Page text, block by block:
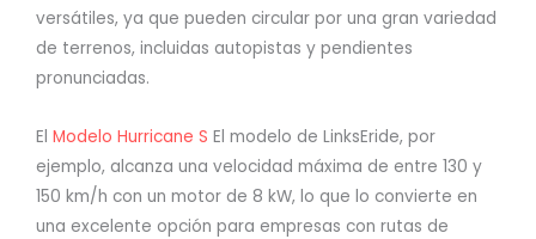
versátiles, ya que pueden circular por una gran variedad
de terrenos, incluidas autopistas y pendientes
pronunciadas.
El Modelo Hurricane S El modelo de LinksEride, por
ejemplo, alcanza una velocidad máxima de entre 130 y
150 km/h con un motor de 8 kW, lo que lo convierte en
una excelente opción para empresas con rutas de